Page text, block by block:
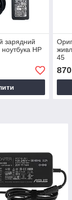
зарядний
ноутбука HP
45
870